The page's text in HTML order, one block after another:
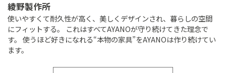
綾野製作所
使いやすくて耐久性が高く、美しくデザインされ、暮らしの空間
にフィットする。 これはすべてAYANOが守り続けてきた理念で
す。 使うほど好きになれる“本物の家具”をAYANOは作り続けてい
ます。